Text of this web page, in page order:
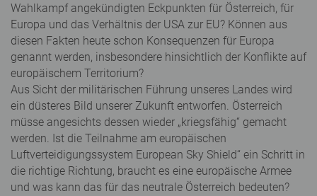
Wahlkampf angekündigten Eckpunkten für Österreich, für
Europa und das Verhältnis der USA zur EU? Können aus
diesen Fakten heute schon Konsequenzen für Europa
genannt werden, insbesondere hinsichtlich der Konflikte auf
europäischem Territorium?
Aus Sicht der militärischen Führung unseres Landes wird
ein düsteres Bild unserer Zukunft entworfen. Österreich
müsse angesichts dessen wieder „kriegsfähig“ gemacht
werden. Ist die Teilnahme am europäischen
Luftverteidigungssystem European Sky Shield“ ein Schritt in
die richtige Richtung, braucht es eine europäische Armee
und was kann das für das neutrale Österreich bedeuten?